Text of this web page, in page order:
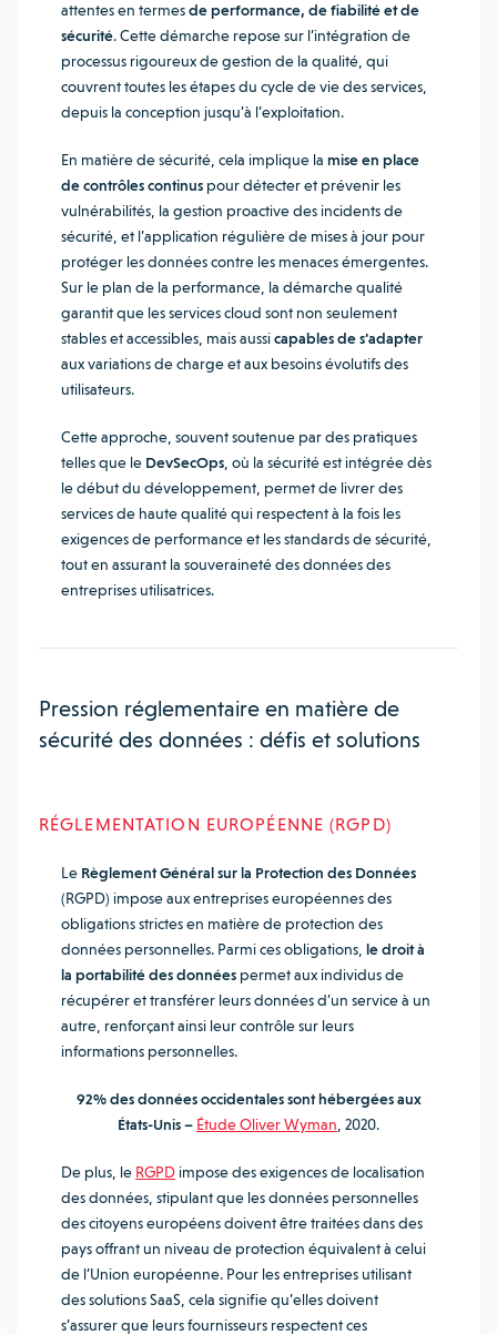
attentes en termesde performance, de fiabilité et de
sécurité. Cette démarche repose sur l’intégration de
processus rigoureux de gestion de la qualité, qui
couvrent toutes les étapes du cycle de vie des services,
depuis la conception jusqu’à l’exploitation.
En matière de sécurité, cela implique la mise en place
de contrôles continus pour détecter et prévenir les
vulnérabilités, la gestion proactive des incidents de
sécurité, et l’application régulière de mises à jour pour
protéger les données contre les menaces émergentes.
Sur le plan de la performance, la démarche qualité
garantit que les services cloud sont non seulement
stables et accessibles, mais aussicapables de s’adapter
aux variations de charge et aux besoins évolutifs des
utilisateurs.
Cette approche, souvent soutenue par des pratiques
telles que le DevSecOps , où la sécurité est intégrée dès
le début du développement, permet de livrer des
services de haute qualité qui respectent à la fois les
exigences de performance et les standards de sécurité,
tout en assurant la souveraineté des données des
entreprises utilisatrices.
Pression réglementaire en matière de
sécurité des données : défis et solutions
RÉGLEMENTATION EUROPÉENNE (RGPD)
Le Règlement Général sur la Protection des Données
(RGPD) impose aux entreprises européennes des
obligations strictes en matière de protection des
données personnelles. Parmi ces obligations, le droit à
la portabilité des données permet aux individus de
récupérer et transférer leurs données d’un service à un
autre, renforçant ainsi leur contrôle sur leurs
informations personnelles.
92% des données occidentales sont hébergées aux
États-Unis – Étude Oliver Wyman , 2020.
De plus, le RGPD impose des exigences de localisation
des données, stipulant que les données personnelles
des citoyens européens doivent être traitées dans des
pays offrant un niveau de protection équivalent à celui
de l’Union européenne. Pour les entreprises utilisant
des solutions SaaS, cela signifie qu’elles doivent
s’assurer que leurs fournisseurs respectent ces